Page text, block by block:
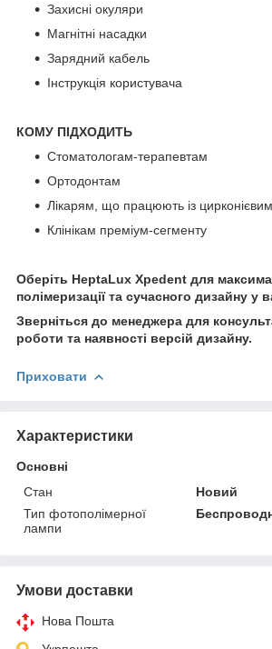
Захисні окуляри
Магнітні насадки
Зарядний кабель
Інструкція користувача
КОМУ ПІДХОДИТЬ
Стоматологам-терапевтам
Ортодонтам
Лікарям, що працюють із
Клінікам преміум-сегменту
Оберіть HeptaLux Xpedent для
полімеризації та сучасного дизайну у
Зверніться до менеджера для
роботи та наявності версій дизайну.
Приховати
Характеристики
Основні
Стан
Новий
Тип фотополімерної
лампи
Умови доставки
Нова Пошта